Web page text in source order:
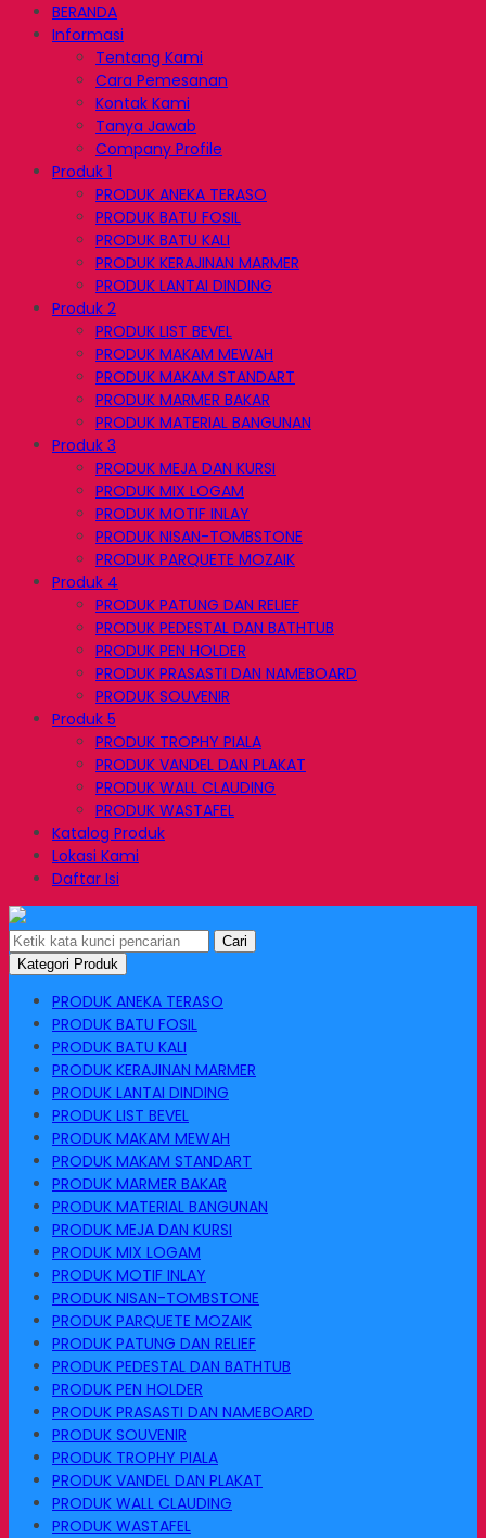
BERANDA
Informasi
Tentang Kami
Cara Pemesanan
Kontak Kami
Tanya Jawab
Company Profile
Produk 1
PRODUK ANEKA TERASO
PRODUK BATU FOSIL
PRODUK BATU KALI
PRODUK KERAJINAN MARMER
PRODUK LANTAI DINDING
Produk 2
PRODUK LIST BEVEL
PRODUK MAKAM MEWAH
PRODUK MAKAM STANDART
PRODUK MARMER BAKAR
PRODUK MATERIAL BANGUNAN
Produk 3
PRODUK MEJA DAN KURSI
PRODUK MIX LOGAM
PRODUK MOTIF INLAY
PRODUK NISAN-TOMBSTONE
PRODUK PARQUETE MOZAIK
Produk 4
PRODUK PATUNG DAN RELIEF
PRODUK PEDESTAL DAN BATHTUB
PRODUK PEN HOLDER
PRODUK PRASASTI DAN NAMEBOARD
PRODUK SOUVENIR
Produk 5
PRODUK TROPHY PIALA
PRODUK VANDEL DAN PLAKAT
PRODUK WALL CLAUDING
PRODUK WASTAFEL
Katalog Produk
Lokasi Kami
Daftar Isi
Cari
Kategori Produk
PRODUK ANEKA TERASO
PRODUK BATU FOSIL
PRODUK BATU KALI
PRODUK KERAJINAN MARMER
PRODUK LANTAI DINDING
PRODUK LIST BEVEL
PRODUK MAKAM MEWAH
PRODUK MAKAM STANDART
PRODUK MARMER BAKAR
PRODUK MATERIAL BANGUNAN
PRODUK MEJA DAN KURSI
PRODUK MIX LOGAM
PRODUK MOTIF INLAY
PRODUK NISAN-TOMBSTONE
PRODUK PARQUETE MOZAIK
PRODUK PATUNG DAN RELIEF
PRODUK PEDESTAL DAN BATHTUB
PRODUK PEN HOLDER
PRODUK PRASASTI DAN NAMEBOARD
PRODUK SOUVENIR
PRODUK TROPHY PIALA
PRODUK VANDEL DAN PLAKAT
PRODUK WALL CLAUDING
PRODUK WASTAFEL